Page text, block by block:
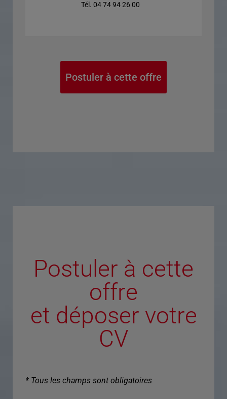
Tél. 04 74 94 26 00
Postuler à cette offre
Postuler à cette
offre
et déposer votre
CV
* Tous les champs sont obligatoires